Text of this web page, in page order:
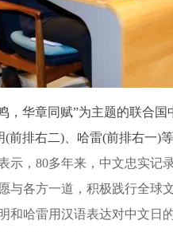
华章同赋”为主题的联合国
(前排右二)、哈雷(前排右
，80多年来，中文忠实记
与各方一道，积极践行全球
哈雷用汉语表达对中文日